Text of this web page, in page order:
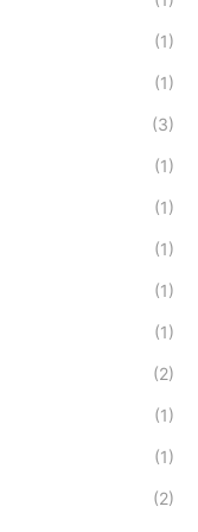
(1)
(1)
(3)
(1)
(1)
(1)
(1)
(1)
(2)
(1)
(1)
(2)